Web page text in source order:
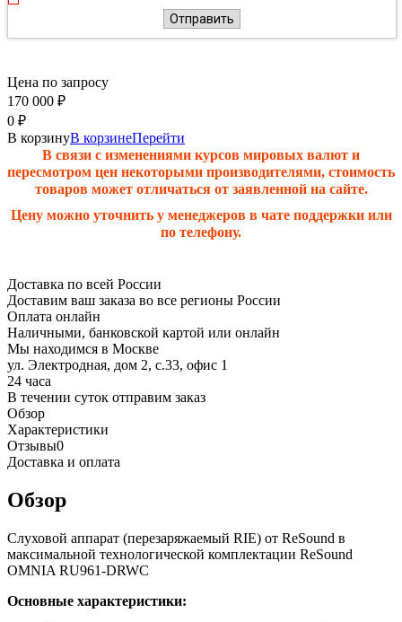
Отправить
Цена по запросу
170 000 ₽
0 ₽
В корзинуВ корзинеПерейти
В связи с изменениями курсов мировых валют и
пересмотром цен некоторыми производителями, стоимость
товаров может отличаться от заявленной на сайте.
Цену можно уточнить у менеджеров в чате поддержки или
по телефону.
Доставка по всей России
Доставим ваш заказа во все регионы России
Оплата онлайн
Наличными, банковской картой или онлайн
Мы находимся в Москве
ул. Электродная, дом 2, с.33, офис 1
24 часа
В течении суток отправим заказ
Обзор
Характеристики
Отзывы0
Доставка и оплата
Обзор
Слуховой аппарат (перезаряжаемый RIE) от ReSound в
максимальной технологической комплектации ReSound
OMNIA RU961-DRWC
Основные характеристики: